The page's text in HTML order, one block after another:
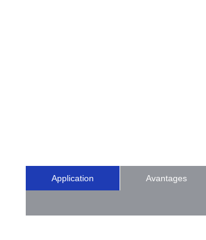
Application Avantages